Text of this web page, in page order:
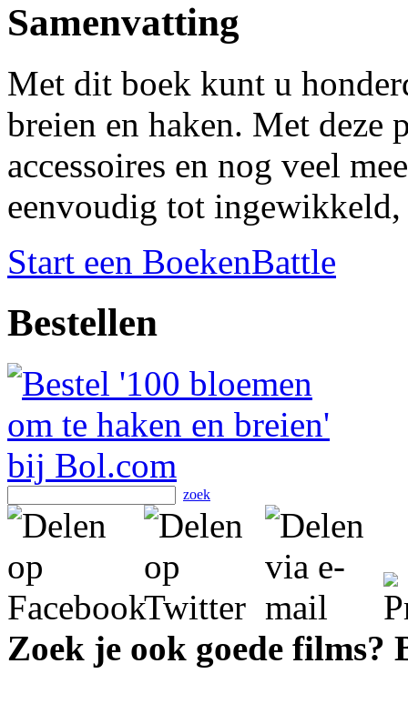
Samenvatting
Met dit boek kunt u
breien en haken. Met deze
accessoires en nog veel
eenvoudig tot
Start een BoekenBattle
Bestellen
zoek
Zoek je ook goede films?